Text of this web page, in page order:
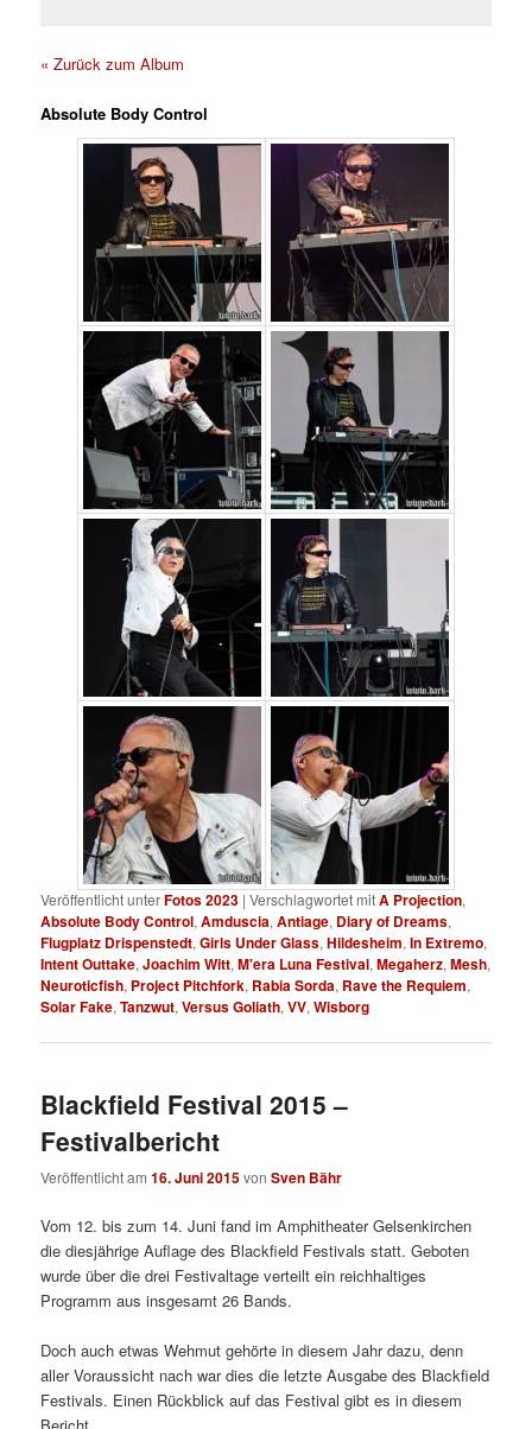
« Zurück zum Album
Absolute Body Control
Veröffentlicht unterFotos 2023 |Verschlagwortet mitA Projection,
Absolute Body Control,Amduscia,Antiage, Diary of Dreams,
Flugplatz Drispenstedt,Girls Under Glass,Hildesheim,In Extremo,
Intent Outtake,Joachim Witt,M'era Luna Festival,Megaherz,Mesh,
Neuroticfish, Project Pitchfork, Rabia Sorda, Rave the Requiem,
Solar Fake,Tanzwut,Versus Goliath,VV,Wisborg
Blackfield Festival 2015 –
Festivalbericht
Veröffentlicht am16. Juni 2015vonSven Bähr
Vom 12. bis zum 14. Juni fand im Amphitheater Gelsenkirchen
die diesjährige Auflage des Blackfield Festivals statt. Geboten
wurde über die drei Festivaltage verteilt ein reichhaltiges
Programm aus insgesamt 26 Bands.
Doch auch etwas Wehmut gehörte in diesem Jahr dazu, denn
aller Voraussicht nach war dies die letzte Ausgabe des Blackfield
Festivals. Einen Rückblick auf das Festival gibt es in diesem